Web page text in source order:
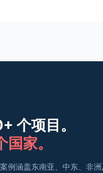
个项目。
家。
例涵盖东南亚、中东、非